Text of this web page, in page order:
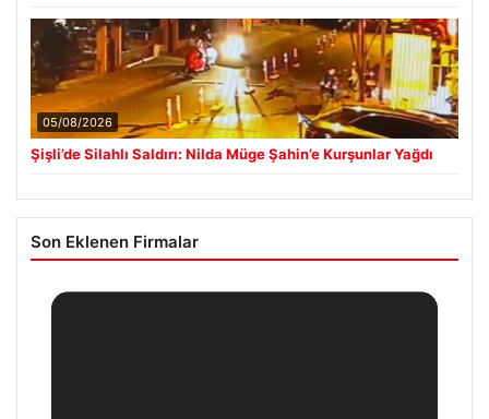
05/08/2026
Şişli’de Silahlı Saldırı: Nilda Müge Şahin’e Kurşunlar Yağdı
Son Eklenen Firmalar